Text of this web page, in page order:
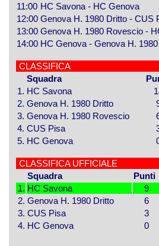
11:00 HC Savona - HC Genova
12:00 Genova H. 1980 Dritto - CUS
13:00 Genova H. 1980 Rovescio -
14:00 HC Genova - Genova H.
CLASSIFICA
Squadra
1. HC Savona
2. Genova H. 1980 Dritto
3. Genova H. 1980 Rovescio
4. CUS Pisa
5. HC Genova
CLASSIFICA UFFICIALE
Squadra
Punti
1. HC Savona 9
2. Genova H. 1980 Dritto 6
3. CUS Pisa 3
4. HC Genova 0